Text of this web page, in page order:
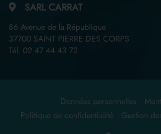
SARL CARRAT
86 Avenue de la République
37700 SAINT PIERRE DES CORPS
Tél. 02 47 44 43 72
Données personnelles
Politique de confidentialité
Gestion